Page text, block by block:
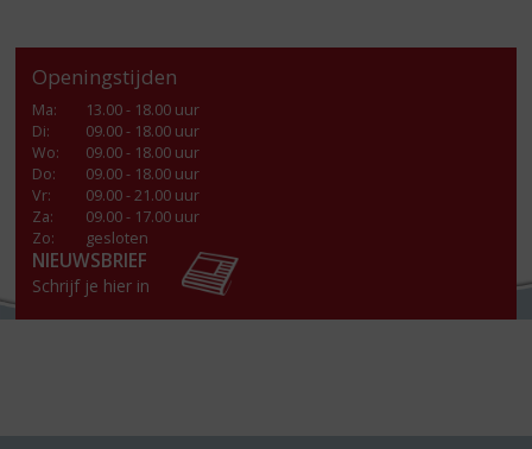
Openingstijden
Ma:
13.00 - 18.00 uur
Di:
09.00 - 18.00 uur
Wo:
09.00 - 18.00 uur
Do:
09.00 - 18.00 uur
Vr:
09.00 - 21.00 uur
Za:
09.00 - 17.00 uur
Zo:
gesloten
NIEUWSBRIEF
Schrijf je hier in